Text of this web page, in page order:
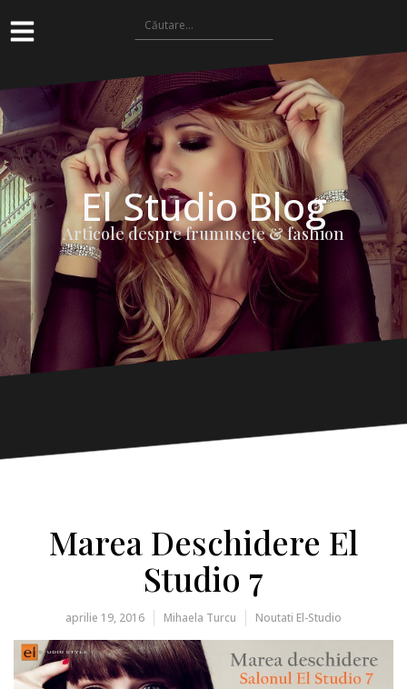
El Studio Blog
Articole despre frumuseţe & fashion
Marea Deschidere El
Studio 7
aprilie 19, 2016 Mihaela Turcu Noutati El-Studio